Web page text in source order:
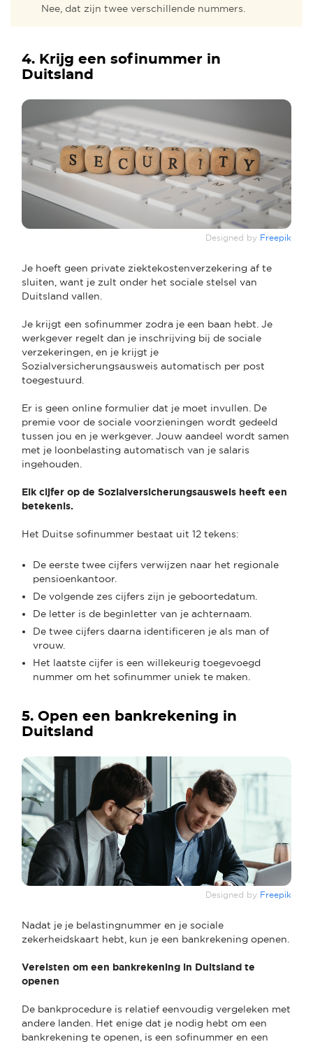
Nee, dat zijn twee verschillende nummers.
4. Krijg een sofinummer in
Duitsland
Designed by Freepik
Je hoeft geen private ziektekostenverzekering af te
sluiten, want je zult onder het sociale stelsel van
Duitsland vallen.
Je krijgt een sofinummer zodra je een baan hebt. Je
werkgever regelt dan je inschrijving bij de sociale
verzekeringen, en je krijgt je
Sozialversicherungsausweis automatisch per post
toegestuurd.
Er is geen online formulier dat je moet invullen. De
premie voor de sociale voorzieningen wordt gedeeld
tussen jou en je werkgever. Jouw aandeel wordt samen
met je loonbelasting automatisch van je salaris
ingehouden.
Elk cijfer op de Sozialversicherungsausweis heeft een
betekenis.
Het Duitse sofinummer bestaat uit 12 tekens:
De eerste twee cijfers verwijzen naar het regionale
pensioenkantoor.
De volgende zes cijfers zijn je geboortedatum.
De letter is de beginletter van je achternaam.
De twee cijfers daarna identificeren je als man of
vrouw.
Het laatste cijfer is een willekeurig toegevoegd
nummer om het sofinummer uniek te maken.
5. Open een bankrekening in
Duitsland
Designed by Freepik
Nadat je je belastingnummer en je sociale
zekerheidskaart hebt, kun je een bankrekening openen.
Vereisten om een bankrekening in Duitsland te
openen
De bankprocedure is relatief eenvoudig vergeleken met
andere landen. Het enige dat je nodig hebt om een
bankrekening te openen, is een sofinummer en een